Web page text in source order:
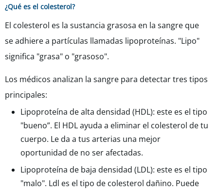
¿Qué es el colesterol?
El colesterol es la sustancia grasosa en la sangre que
se adhiere a partículas llamadas lipoproteínas. "Lipo"
significa "grasa" o "grasoso".
Los médicos analizan la sangre para detectar tres tipos
principales:
Lipoproteína de alta densidad (HDL): este es el tipo
"bueno”. El HDL ayuda a eliminar el colesterol de tu
cuerpo. Le da a tus arterias una mejor
oportunidad de no ser afectadas.
Lipoproteína de baja densidad (LDL): este es el tipo
"malo". Ldl es el tipo de colesterol dañino. Puede